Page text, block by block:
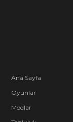
Ana Sayfa
Oyunlar
Modlar